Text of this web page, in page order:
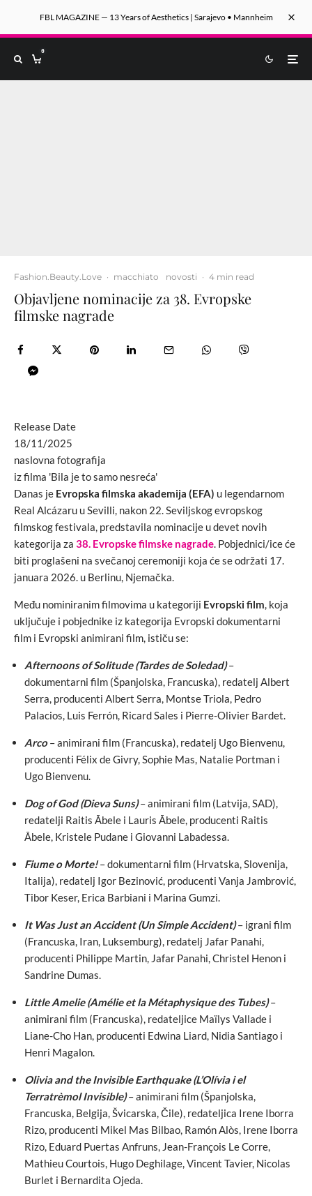
FBL MAGAZINE — 13 Years of Aesthetics | Sarajevo • Mannheim
0
Fashion.Beauty.Love · macchiato novosti · 4 min read
Objavljene nominacije za 38. Evropske
filmske nagrade
Release Date
18/11/2025
naslovna fotografija
iz filma 'Bila je to samo nesreća'
Danas je Evropska filmska akademija (EFA) u legendarnom
Real Alcázaru u Sevilli, nakon 22. Seviljskog evropskog
filmskog festivala, predstavila nominacije u devet novih
kategorija za 38. Evropske filmske nagrade. Pobjednici/ice će
biti proglašeni na svečanoj ceremoniji koja će se održati 17.
januara 2026. u Berlinu, Njemačka.
Među nominiranim filmovima u kategoriji Evropski film, koja
uključuje i pobjednike iz kategorija Evropski dokumentarni
film i Evropski animirani film, ističu se:
Afternoons of Solitude (Tardes de Soledad) –
dokumentarni film (Španjolska, Francuska), redatelj Albert
Serra, producenti Albert Serra, Montse Triola, Pedro
Palacios, Luis Ferrón, Ricard Sales i Pierre-Olivier Bardet.
Arco– animirani film (Francuska), redatelj Ugo Bienvenu,
producenti Félix de Givry, Sophie Mas, Natalie Portman i
Ugo Bienvenu.
Dog of God (Dieva Suns)– animirani film (Latvija, SAD),
redatelji Raitis Ābele i Lauris Ābele, producenti Raitis
Ābele, Kristele Pudane i Giovanni Labadessa.
Fiume o Morte! – dokumentarni film (Hrvatska, Slovenija,
Italija), redatelj Igor Bezinović, producenti Vanja Jambrović,
Tibor Keser, Erica Barbiani i Marina Gumzi.
It Was Just an Accident (Un Simple Accident)– igrani film
(Francuska, Iran, Luksemburg), redatelj Jafar Panahi,
producenti Philippe Martin, Jafar Panahi, Christel Henon i
Sandrine Dumas.
Little Amelie (Amélie et la Métaphysique des Tubes) –
animirani film (Francuska), redateljice Maïlys Vallade i
Liane-Cho Han, producenti Edwina Liard, Nidia Santiago i
Henri Magalon.
Olivia and the Invisible Earthquake (L’Olívia i el
Terratrèmol Invisible)– animirani film (Španjolska,
Francuska, Belgija, Švicarska, Čile), redateljica Irene Iborra
Rizo, producenti Mikel Mas Bilbao, Ramón Alòs, Irene Iborra
Rizo, Eduard Puertas Anfruns, Jean-François Le Corre,
Mathieu Courtois, Hugo Deghilage, Vincent Tavier, Nicolas
Burlet i Bernardita Ojeda.